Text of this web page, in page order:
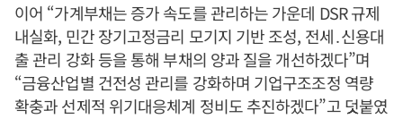
이어 “가계부채는 증가 속도를 관리하는 가운데 DSR 규제
내실화, 민간 장기고정금리 모기지 기반 조성, 전세․신용대
출 관리 강화 등을 통해 부채의 양과 질을 개선하겠다”며
“금융산업별 건전성 관리를 강화하며 기업구조조정 역량
확충과 선제적 위기대응체계 정비도 추진하겠다”고 덧붙였